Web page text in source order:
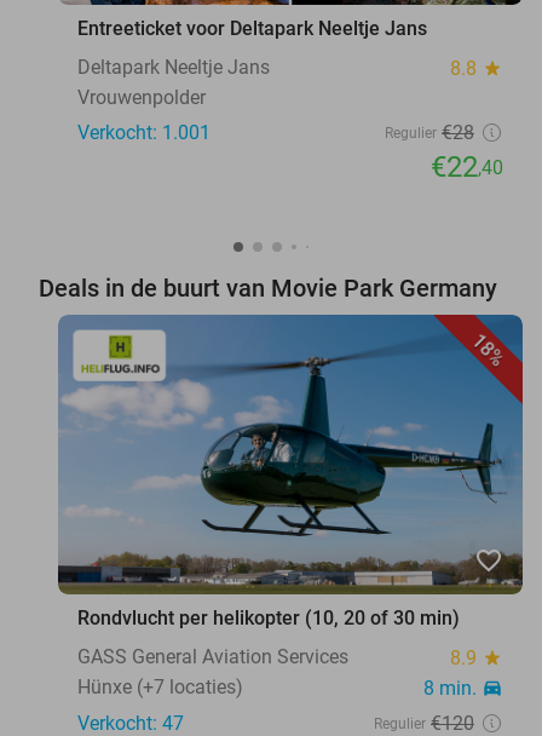
Entreeticket voor Deltapark Neeltje Jans
Deltapark Neeltje Jans
8.8 star
Vrouwenpolder
Verkocht: 1.001
Regulier €28
€22,40
Deals in de buurt van Movie Park Germany
18%
favorite_border
Rondvlucht per helikopter (10, 20 of 30 min)
GASS General Aviation Services
8.9 star
Hünxe (+7 locaties) 8 min. directions_car
Verkocht: 47 Regulier €120